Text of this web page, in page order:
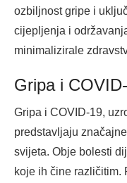
ozbiljnost gripe i
cijepljenja i
minimalizirale
Gripa i
Gripa i COVID-19,
predstavljaju
svijeta. Obje bolesti
koje ih čine različitim.